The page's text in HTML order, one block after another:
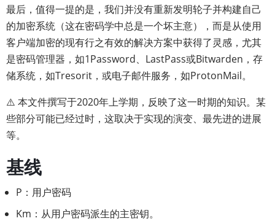
最后，值得一提的是，我们并没有重新发明轮子并构建自己
的加密系统（这在密码学中总是一个坏主意），而是从使用
客户端加密的现有行之有效的解决方案中获得了灵感，尤其
是密码管理器，如1Password、LastPass或Bitwarden，存
储系统，如Tresorit，或电子邮件服务，如ProtonMail。
⚠️ 本文件撰写于2020年上学期，反映了这一时期的知识。某
些部分可能已经过时，这取决于实现的演变、最先进的进展
等。
基线
P：用户密码
Km：从用户密码派生的主密钥。